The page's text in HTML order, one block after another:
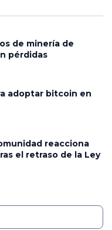
de minería de
pérdidas
adoptar bitcoin en
reacciona
el retraso de la Ley